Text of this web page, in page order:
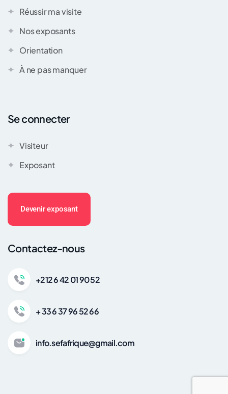
Réussir ma visite
Nos exposants
Orientation
À ne pas manquer
Se connecter
Visiteur
Exposant
Devenir exposant
Contactez-nous
+212 6 42 01 90 52
+ 33 6 37 96 52 66
info.sefafrique@gmail.com